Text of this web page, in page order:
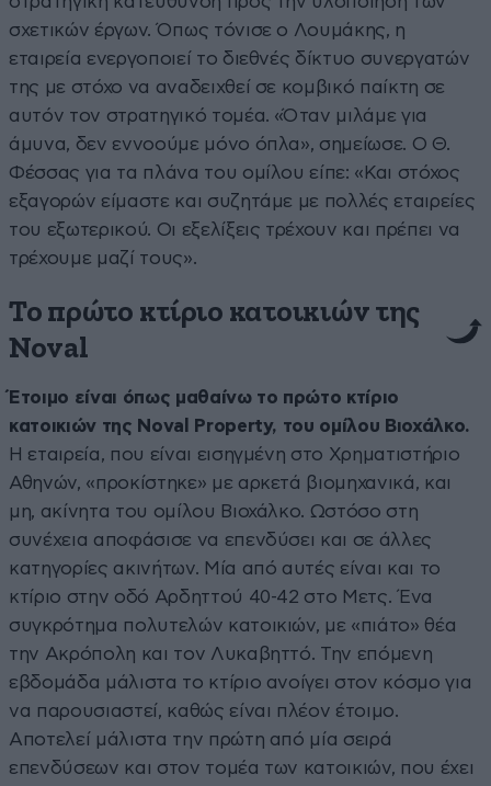
σχετικών έργων. Όπως τόνισε ο Λουμάκης, η
εταιρεία ενεργοποιεί το διεθνές δίκτυο συνεργατών
της με στόχο να αναδειχθεί σε κομβικό παίκτη σε
αυτόν τον στρατηγικό τομέα. «Όταν μιλάμε για
άμυνα, δεν εννοούμε μόνο όπλα», σημείωσε. Ο Θ.
Φέσσας για τα πλάνα του ομίλου είπε: «Και στόχος
εξαγορών είμαστε και συζητάμε με πολλές εταιρείες
του εξωτερικού. Οι εξελίξεις τρέχουν και πρέπει να
τρέχουμε μαζί τους».
Το πρώτο κτίριο κατοικιών της
Noval
Έτοιμο είναι όπως μαθαίνω το πρώτο κτίριο
κατοικιών της Noval Property, του ομίλου Βιοχάλκο.
Η εταιρεία, που είναι εισηγμένη στο Χρηματιστήριο
Αθηνών, «προκίστηκε» με αρκετά βιομηχανικά, και
μη, ακίνητα του ομίλου Βιοχάλκο. Ωστόσο στη
συνέχεια αποφάσισε να επενδύσει και σε άλλες
κατηγορίες ακινήτων. Μία από αυτές είναι και το
κτίριο στην οδό Αρδηττού 40-42 στο Μετς. Ένα
συγκρότημα πολυτελών κατοικιών, με «πιάτο» θέα
την Ακρόπολη και τον Λυκαβηττό. Την επόμενη
εβδομάδα μάλιστα το κτίριο ανοίγει στον κόσμο για
να παρουσιαστεί, καθώς είναι πλέον έτοιμο.
Αποτελεί μάλιστα την πρώτη από μία σειρά
επενδύσεων και στον τομέα των κατοικιών, που έχει